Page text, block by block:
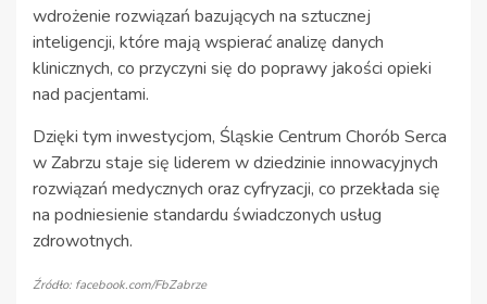
wdrożenie rozwiązań bazujących na sztucznej
inteligencji, które mają wspierać analizę danych
klinicznych, co przyczyni się do poprawy jakości opieki
nad pacjentami.
Dzięki tym inwestycjom, Śląskie Centrum Chorób Serca
w Zabrzu staje się liderem w dziedzinie innowacyjnych
rozwiązań medycznych oraz cyfryzacji, co przekłada się
na podniesienie standardu świadczonych usług
zdrowotnych.
Źródło: facebook.com/FbZabrze